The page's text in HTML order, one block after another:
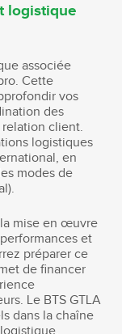
logistique
associée
Cette
vos
des
client.
logistiques
en
modes de
mise en œuvre
et
préparer ce
de financer
Le BTS GTLA
dans la chaîne